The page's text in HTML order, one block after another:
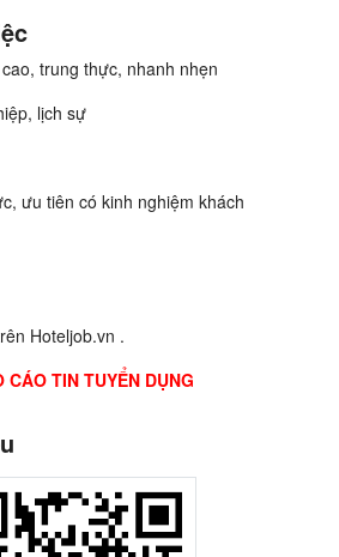
trung thực, nhanh nhẹn
lịch sự
ưu tiên có kinh nghiệm khách
Hoteljob.vn .
TIN TUYỂN DỤNG